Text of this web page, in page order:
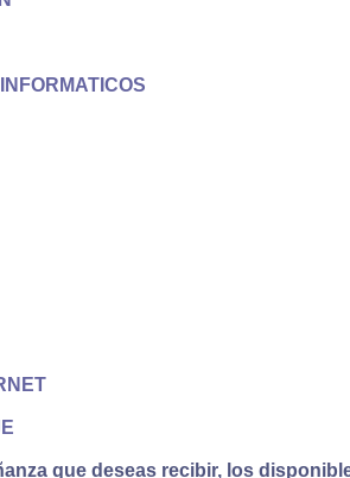
que deseas recibir, los